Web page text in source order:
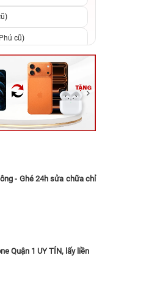
cũ)
Thủ Đức cũ)
Thủ Đức Cũ)
Vũng Tàu cũ)
- Ghé 24h sửa chữa chỉ
Quận 1 UY TÍN, lấy liền